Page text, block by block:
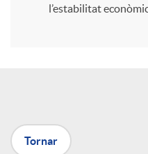
X
l’estabilitat
Tornar